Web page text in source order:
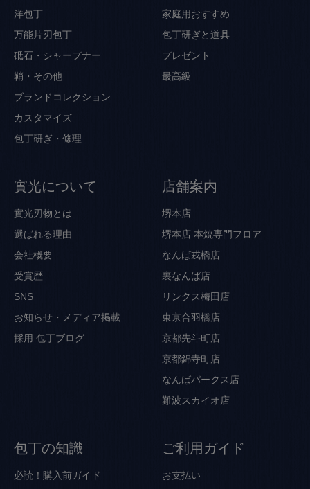
洋包丁
万能片刃包丁
砥石・シャープナー
鞘・その他
ブランドコレクション
カスタマイズ
包丁研ぎ・修理
家庭用おすすめ
包丁研ぎと道具
プレゼント
最高級
實光について
實光刃物とは
選ばれる理由
会社概要
受賞歴
SNS
お知らせ・メディア掲載
採用 包丁ブログ
店舗案内
堺本店
堺本店 本焼専門フロア
なんば戎橋店
裏なんば店
リンクス梅田店
東京合羽橋店
京都先斗町店
京都錦寺町店
なんばパークス店
難波スカイオ店
包丁の知識
必読！購入前ガイド
ご利用ガイド
お支払い